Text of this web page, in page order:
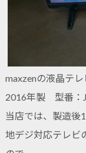
maxzenの液晶テ
2016年製 型番：
当店では、製造後
地デジ対応テレビ